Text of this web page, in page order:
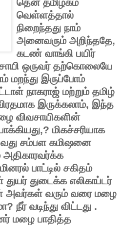
வெள்ளத்தால்
நிறைந்தது நாம்
அனைவரும் அறிந்ததே,
கடண் வாங்கி பயிர்
ஒருவர் தற்கொலையே
மறந்து இருப்போம்
நாகராஜ் மற்றும் தமிழ்
இருக்கலாம், இந்த
விவசாயிகளின்
மிகச்சரியாக
வது சம்பள கமிஷனை
அதிகாரவர்க்க
பாட்டில் சகிதம்
துடைக்க எலிகாப்டர்
அவர்கள் வரும் வரை மழை
நீர் வடிந்து விட்டது .
மழை பாதித்த